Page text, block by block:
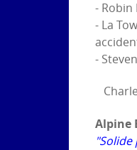
- Robin
- La
-
Alpine